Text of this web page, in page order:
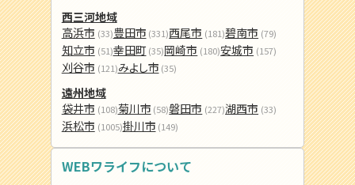
西三河地域
高浜市 (33)豊田市 (331)西尾市 (181)碧南市 (79)
知立市 (51)幸田町 (35)岡崎市 (180)安城市 (157)
刈谷市 (121)みよし市 (35)
遠州地域
袋井市 (108)菊川市 (58)磐田市 (227)湖西市 (33)
浜松市 (1005)掛川市 (149)
WEBワライフについて